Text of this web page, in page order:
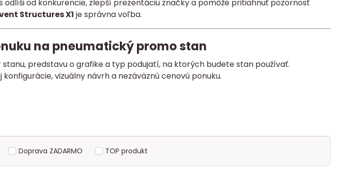
odlíši od konkurencie, zlepší prezentáciu značky a pomôže pritiahnuť pozornosť
Structures X1 je správna voľba.
na pneumatický promo stan
predstavu o grafike a typ podujatí, na ktorých budete stan používať.
vizuálny návrh a nezáväznú cenovú ponuku.
Doprava ZADARMO TOP produkt